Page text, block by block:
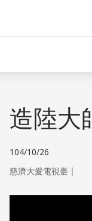
造陸大
104/10/26
慈濟大愛電視臺 ｜